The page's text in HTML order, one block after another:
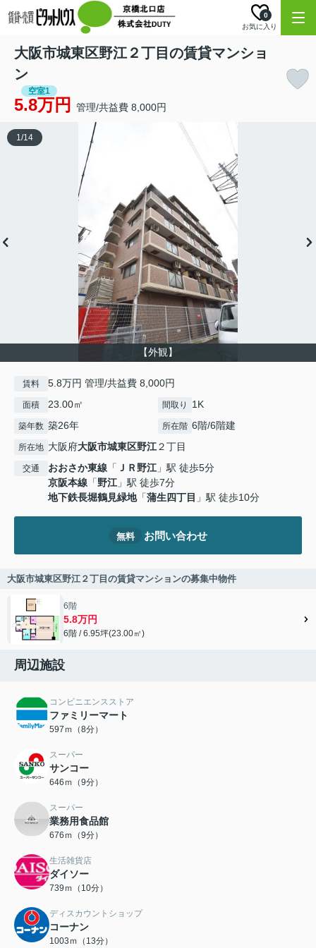
お気に入り
0
大阪市城東区野江２丁目の賃貸マンショ
ン
空室1
5.8万円 管理/共益費 8,000円
【外観】
1/14
賃料 5.8万円 管理/共益費 8,000円
面積 23.00㎡ 間取り 1K
築年数 築26年 所在階 6階/6階建
所在地 大阪府大阪市城東区野江２丁目
交通 おおさか東線 「 ＪＲ野江」駅 徒歩5分
京阪本線 「野江」駅 徒歩7分
地下鉄長堀鶴見緑地「蒲生四丁目 」駅 徒歩10分
無料 お問い合わせ
大阪市城東区野江２丁目の賃貸マンションの募集中物件
6階
5.8万円
6階 / 6.95坪(23.00㎡)
周辺施設
コンビニエンスストア
ファミリーマート
597ｍ（8分）
スーパー
サンコー
646ｍ（9分）
スーパー
業務用食品館
676ｍ（9分）
生活雑貨店
ダイソー
739ｍ（10分）
ディスカウントショップ
コーナン
1003ｍ（13分）